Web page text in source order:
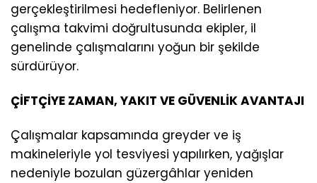
gerçekleştirilmesi hedefleniyor. Belirlenen
çalışma takvimi doğrultusunda ekipler, il
genelinde çalışmalarını yoğun bir şekilde
sürdürüyor.
ÇİFTÇİYE ZAMAN, YAKIT VE GÜVENLİK AVANTAJI
Çalışmalar kapsamında greyder ve iş
makineleriyle yol tesviyesi yapılırken, yağışlar
nedeniyle bozulan güzergâhlar yeniden